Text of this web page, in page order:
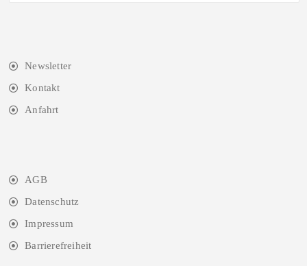
Newsletter
Kontakt
Anfahrt
AGB
Datenschutz
Impressum
Barrierefreiheit